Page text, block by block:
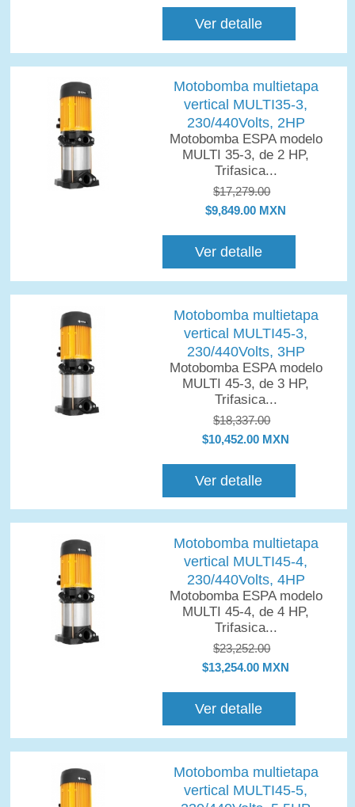
Ver detalle
Motobomba multietapa
vertical MULTI35-3,
230/440Volts, 2HP
Motobomba ESPA modelo
MULTI 35-3, de 2 HP,
Trifasica...
$17,279.00
$9,849.00 MXN
Ver detalle
Motobomba multietapa
vertical MULTI45-3,
230/440Volts, 3HP
Motobomba ESPA modelo
MULTI 45-3, de 3 HP,
Trifasica...
$18,337.00
$10,452.00 MXN
Ver detalle
Motobomba multietapa
vertical MULTI45-4,
230/440Volts, 4HP
Motobomba ESPA modelo
MULTI 45-4, de 4 HP,
Trifasica...
$23,252.00
$13,254.00 MXN
Ver detalle
Motobomba multietapa
vertical MULTI45-5,